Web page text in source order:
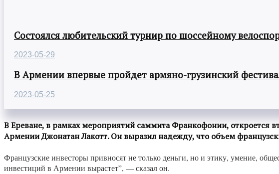
Состоялся любительский турнир по шоссейному
2023-05-29
В Армении впервые пройдет армяно-грузинский
2023-05-25
В Ереване, в рамках мероприятий саммита Франкофонии, откроется
Армении Джонатан Лакотт. Он выразил надежду, что объем
Французские инвесторы привносят не только деньги, но и этику, умение,
инвестиций в Армении вырастет”, — сказал он.